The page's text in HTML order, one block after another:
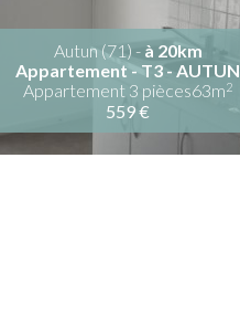
Autun (71) - à 20km
Appartement - T3 - AUTUN
Appartement 3 pièces63m2
559 €